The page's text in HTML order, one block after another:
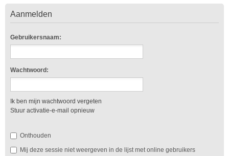
Aanmelden
Gebruikersnaam:
Wachtwoord:
Ik ben mijn wachtwoord vergeten
Stuur activatie-e-mail opnieuw
Onthouden
Mij deze sessie niet weergeven in de lijst met online gebruikers